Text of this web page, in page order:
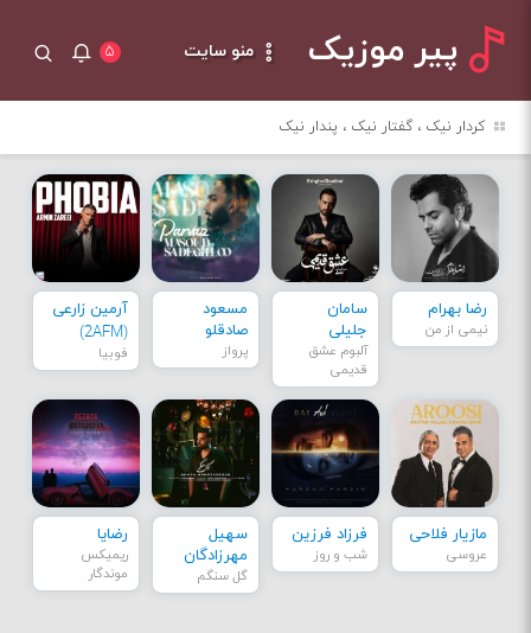
پیر موزیک منو سایت ۵
کردار نیک ، گفتار نیک ، پندار نیک
رضا بهرام
نیمی از من
سامان
جلیلی
آلبوم عشق
قدیمی
مسعود
صادقلو
پرواز
آرمین زارعی
(2AFM)
فوبیا
مازیار فلاحی
عروسی
فرزاد فرزین
شب و روز
سهیل
مهرزادگان
گل سنگم
رضایا
ریمیکس
موندگار